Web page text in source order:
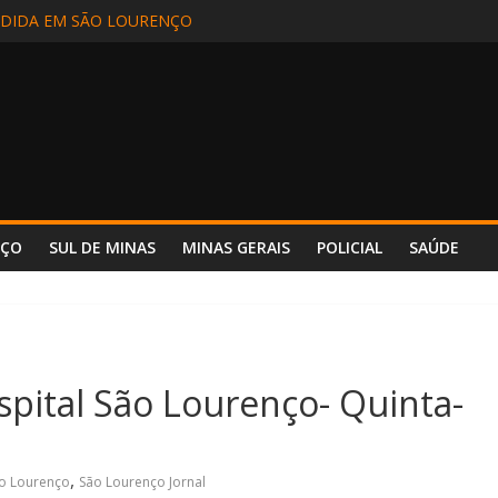
INCÊNDIO EM CAMINHÃO NA BR-381 – POUSO ALEGRE
EM SÃO LOURENÇO
SUL DE MINAS MINAS GERAIS POLICIAL SAÚDE
São Lourenço- Quinta-
Lourenço, São Lourenço Jornal